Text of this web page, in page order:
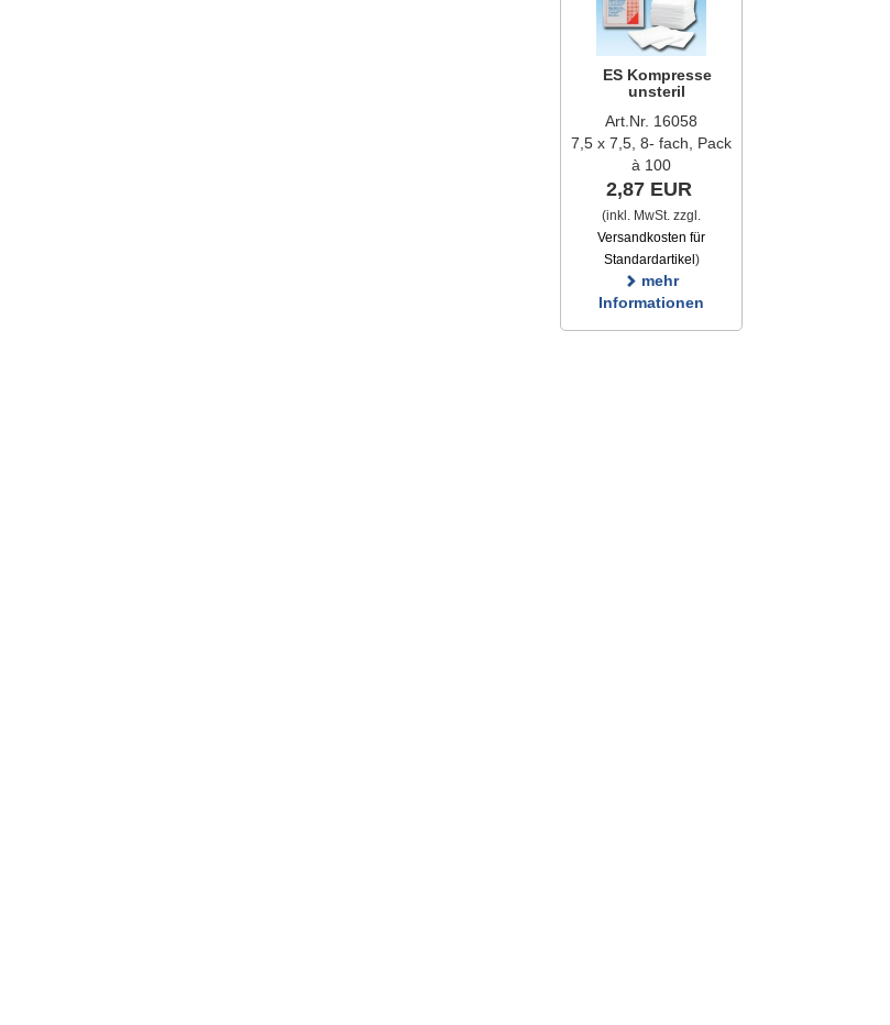
ES Kompresse
unsteril
Art.Nr. 16058
7,5 x 7,5, 8- fach, Pack
à 100
2,87 EUR
(inkl. MwSt. zzgl.
Versandkosten für
Standardartikel )
mehr
Informationen